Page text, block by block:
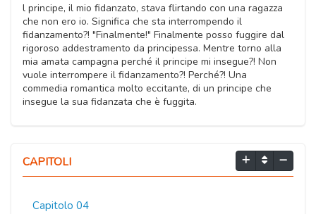
l principe, il mio fidanzato, stava flirtando con una ragazza
che non ero io. Significa che sta interrompendo il
fidanzamento?! "Finalmente!" Finalmente posso fuggire dal
rigoroso addestramento da principessa. Mentre torno alla
mia amata campagna perché il principe mi insegue?! Non
vuole interrompere il fidanzamento?! Perché?! Una
commedia romantica molto eccitante, di un principe che
insegue la sua fidanzata che è fuggita.
CAPITOLI
Capitolo 04